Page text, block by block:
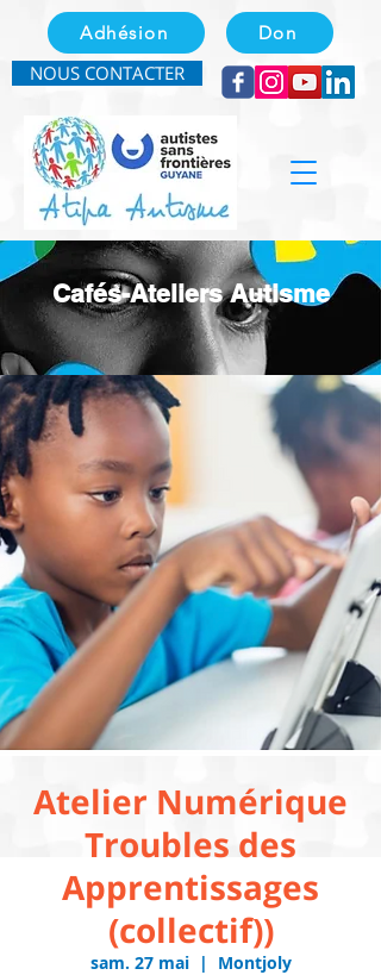
Adhésion Don
NOUS CONTACTER
Cafés-Ateliers Autisme
Atelier Numérique
Troubles des
Apprentissages
(collectif))
sam. 27 mai
  |
Montjoly